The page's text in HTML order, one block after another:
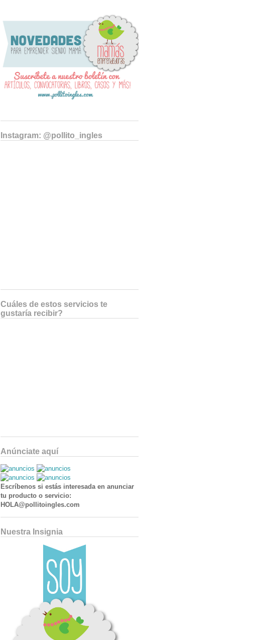
Instagram: @pollito_ingles
Cuáles de estos servicios te
gustaría recibir?
Anúnciate aquí
Escríbenos si estás interesada en anunciar
tu producto o servicio:
HOLA@pollitoingles.com
Nuestra Insignia